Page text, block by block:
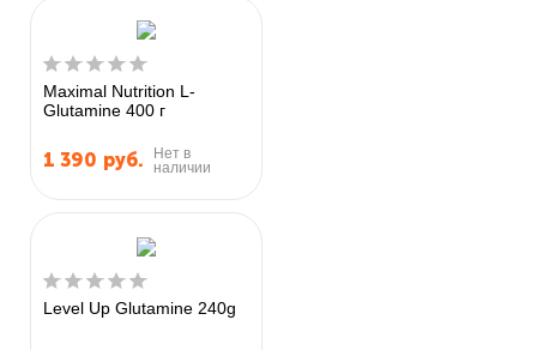
Maximal Nutrition L-
Glutamine 400 г
1 390 руб.
Нет в
наличии
Level Up Glutamine 240g